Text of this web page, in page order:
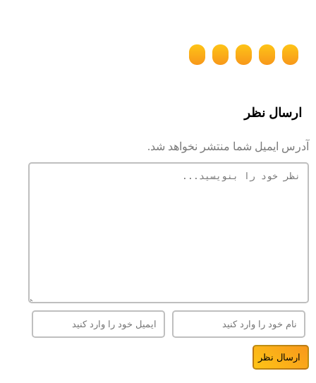
ارسال نظر
آدرس ایمیل شما منتشر نخواهد شد.